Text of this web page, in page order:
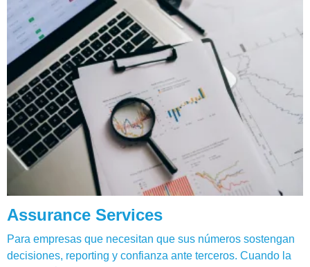
Assurance Services
Para empresas que necesitan que sus números sostengan
decisiones, reporting y confianza ante terceros. Cuando la